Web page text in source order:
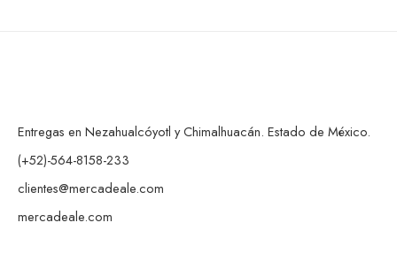
Entregas en Nezahualcóyotl y Chimalhuacán. Estado de México.
(+52)-564-8158-233
clientes@mercadeale.com
mercadeale.com